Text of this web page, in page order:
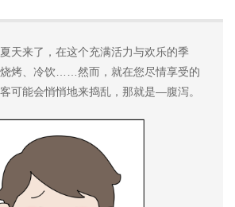
天来了，在这个充满活力与欢乐的季
烤、冷饮……然而，就在您尽情享受的
可能会悄悄地来捣乱，那就是—腹泻。